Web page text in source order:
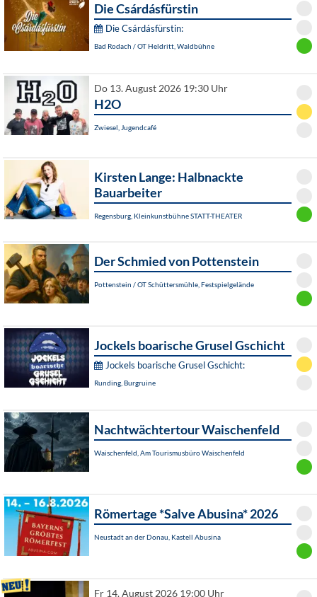
Die Csárdásfürstin
Die Csárdásfürstin:
Bad Rodach / OT Heldritt, Waldbühne
Do 13. August 2026 19:30 Uhr
H2O
Zwiesel, Jugendcafé
Kirsten Lange: Halbnackte
Bauarbeiter
Regensburg, Kleinkunstbühne STATT-THEATER
Der Schmied von Pottenstein
Pottenstein / OT Schüttersmühle, Festspielgelände
Jockels boarische Grusel Gschicht
Jockels boarische Grusel Gschicht:
Runding, Burgruine
Nachtwächtertour Waischenfeld
Waischenfeld, Am Tourismusbüro Waischenfeld
Römertage *Salve Abusina* 2026
Neustadt an der Donau, Kastell Abusina
Fr 14. August 2026 19:00 Uhr